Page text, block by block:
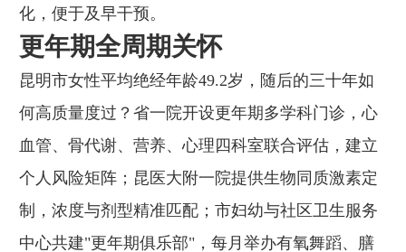
化，便于及早干预。
更年期全周期关怀
昆明市女性平均绝经年龄49.2岁，随后的三十年如
何高质量度过？省一院开设更年期多学科门诊，心
血管、骨代谢、营养、心理四科室联合评估，建立
个人风险矩阵；昆医大附一院提供生物同质激素定
制，浓度与剂型精准匹配；市妇幼与社区卫生服务
中心共建"更年期俱乐部"，每月举办有氧舞蹈、膳